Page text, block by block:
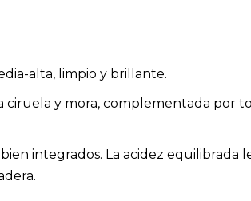
alta, limpio y brillante.
y mora, complementada por
integrados. La acidez